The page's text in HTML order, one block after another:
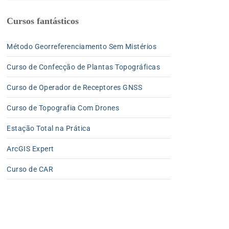
Cursos fantásticos
Método Georreferenciamento Sem Mistérios
Curso de Confecção de Plantas Topográficas
Curso de Operador de Receptores GNSS
Curso de Topografia Com Drones
Estação Total na Prática
ArcGIS Expert
Curso de CAR